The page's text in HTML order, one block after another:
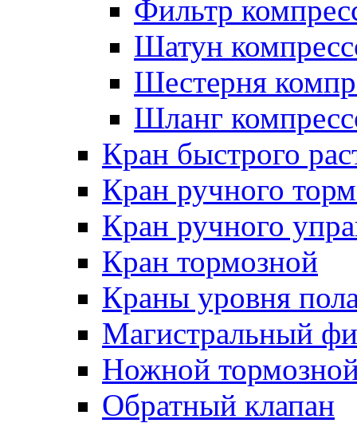
Фильтр
Шатун
Шестерня
Шланг
Кран быстрого
Кран ручного
Кран ручного
Кран тормозной
Краны уровня
Магистральный
Ножной
Обратный клапан